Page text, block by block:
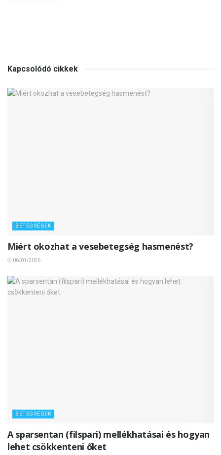
Kapcsolódó cikkek
BETEGSÉGEK
Miért okozhat a vesebetegség hasmenést?
06/01/2026
BETEGSÉGEK
A sparsentan (filspari) mellékhatásai és hogyan
lehet csökkenteni őket